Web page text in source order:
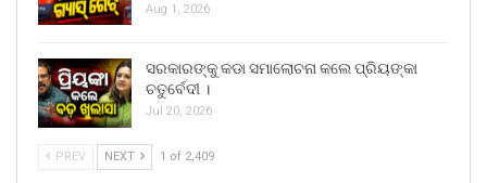
Aug 1, 2026
ସରକାରଙ୍କୁ କଡା ସମାଲୋଚନା କଲେ ପ୍ରିୟଙ୍କା
ଚତୁର୍ବେଦୀ ।
Jul 20, 2026
PREV NEXT 1 of 2,409